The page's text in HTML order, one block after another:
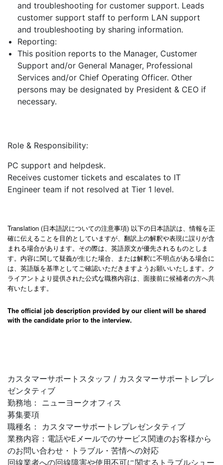
and troubleshooting for customer support. Leads
customer support staff to perform LAN support
and troubleshooting by sharing information.
Reporting:
This position reports to the Manager, Customer
Support and/or General Manager, Professional
Services and/or Chief Operating Officer. Other
persons may be designated by President & CEO if
necessary.
Role & Responsibility:
PC support and helpdesk.
Receives customer tickets and escalates to IT
Engineer team if not resolved at Tier 1 level.
Translation (日本語訳についての注意事項) 以下の日本語訳は、情報を正
確に伝えることを目的としていますが、翻訳上の解釈や表現に誤りが含
まれる場合があります。その際は、英語原文が優先されるものとしま
す。内容に関して疑義が生じた場合、または解釈に不明点がある場合に
は、英語版を基準としてご確認いただきますようお願いいたします。ク
ライアントより提供された公式な職務内容は、面接前に候補者の方へ共
有いたします。
The official job description provided by our client will be shared
with the candidate prior to the interview.
カスタマーサポートスタッフ / カスタマーサポートレプレ
ゼンタティブ
勤務地： ニューヨークオフィス
募集要項
職種名： カスタマーサポートレプレゼンタティブ
業務内容：電話やEメールでのサービス関連のお客様から
のお問い合わせ・トラブル・苦情への対応
回線業者への回線障害や使用不可に関するトラブルシュー